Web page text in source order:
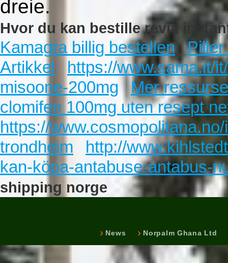
dreie.
Hvor du kan bestille revia
Kamagra billig bestellen
Artikkel
https://www.sama.it/
misoone-200mg
Mer
clomifen 100mg uten resept
https://
trondheim
http://
kan-köpa-antabuse-antabus-
shipping norge
News Norpalm Ghana Ltd